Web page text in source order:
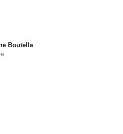
Boutella